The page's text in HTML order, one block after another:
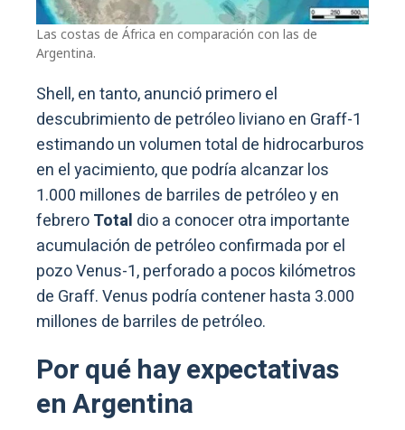
Las costas de África en comparación con las de
Argentina.
Shell, en tanto, anunció primero el
descubrimiento de petróleo liviano en Graff-1
estimando un volumen total de hidrocarburos
en el yacimiento, que podría alcanzar los
1.000 millones de barriles de petróleo y en
febreroTotal dio a conocer otra importante
acumulación de petróleo confirmada por el
pozo Venus-1, perforado a pocos kilómetros
de Graff. Venus podría contener hasta 3.000
millones de barriles de petróleo.
Por qué hay expectativas
en Argentina